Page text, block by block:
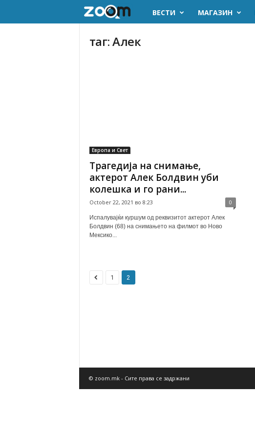
ВЕСТИ МАГАЗИН
таг: Алек
Европа и Свет
Трагедија на снимање,
актерот Алек Болдвин уби
колешка и го рани...
October 22, 2021 во 8:23 0
Испалувајќи куршум од реквизитот актерот Алек
Болдвин (68) на снимањето на филмот во Ново
Мексико...
1 2
© zoom.mk - Сите права се задржани